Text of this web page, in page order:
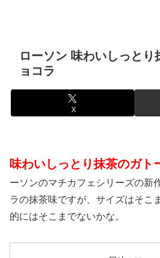
ローソン 味わいしっとり
ョコラ
X
味わいしっとり抹茶のガト
ーソンのマチカフェシリーズの新
ラの抹茶味ですが、サイズはそこ
的にはそこまでないかな。